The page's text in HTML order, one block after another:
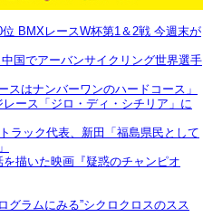
BMXレースW杯第1＆2戦 今週末が
国でアーバンサイクリング世界選手
はナンバーワンのハードコース」
ース「ジロ・ディ・シチリア」に
ラック代表、新田「福島県民として
描いた映画『疑惑のチャンピオ
グラムにみる”シクロクロスのスス